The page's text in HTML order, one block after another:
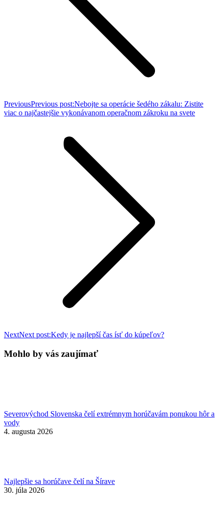
PreviousPrevious post:Nebojte sa operácie šedého zákalu: Zistite
viac o najčastejšie vykonávanom operačnom zákroku na svete
NextNext post:Kedy je najlepší čas ísť do kúpeľov?
Mohlo by vás zaujímať
Severovýchod Slovenska čelí extrémnym horúčavám ponukou hôr a
vody
4. augusta 2026
Najlepšie sa horúčave čelí na Šírave
30. júla 2026